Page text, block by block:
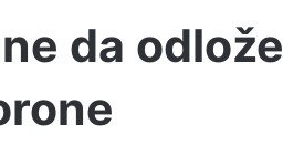
da odlože